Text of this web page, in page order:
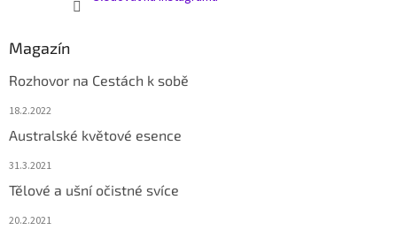
Magazín
Rozhovor na Cestách k sobě
18.2.2022
Australské květové esence
31.3.2021
Tělové a ušní očistné svíce
20.2.2021